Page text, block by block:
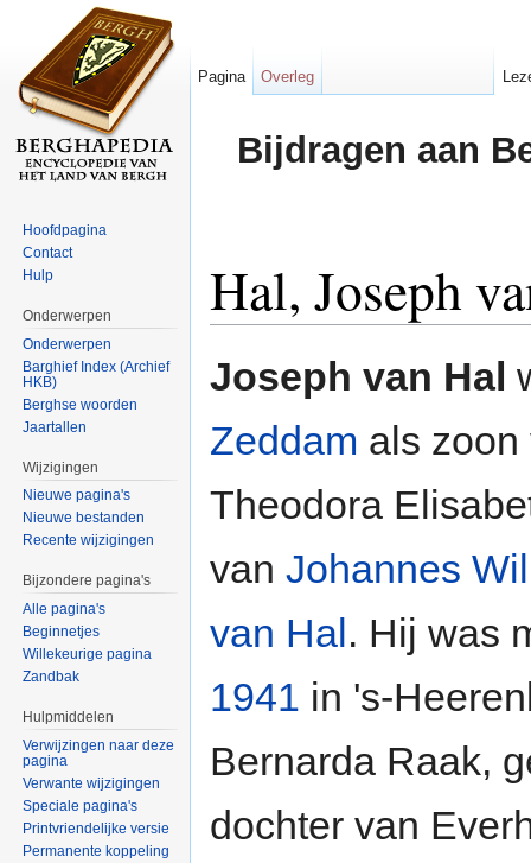
Bijdragen aan
Hal, Joseph
Joseph van Hal
Zeddam als
Theodora
van Johannes
van Hal . Hij was
1941 in 's-
Bernarda Raak,
dochter van
Pagina Overleg
Hoofdpagina
Contact
Hulp
Onderwerpen
Onderwerpen
Barghief Index (Archief
HKB)
Berghse woorden
Jaartallen
Wijzigingen
Nieuwe pagina's
Nieuwe bestanden
Recente wijzigingen
Bijzondere pagina's
Alle pagina's
Beginnetjes
Willekeurige pagina
Zandbak
Hulpmiddelen
Verwijzingen naar deze
pagina
Verwante wijzigingen
Speciale pagina's
Printvriendelijke versie
Permanente koppeling